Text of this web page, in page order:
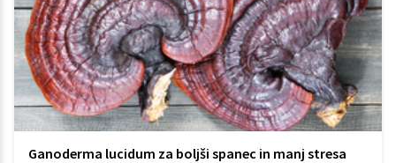
Ganoderma lucidum za boljši spanec in manj stresa